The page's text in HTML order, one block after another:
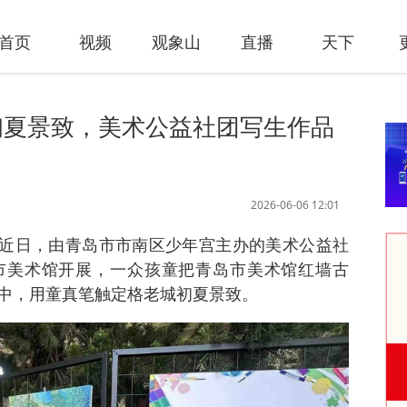
页 视频 观象山 直播 天下
景致，美术公益社团写生作品
2026-06-06 12:01
日，由青岛市市南区少年宫主办的美术公益社
术馆开展，一众孩童把青岛市美术馆红墙古
用童真笔触定格老城初夏景致。